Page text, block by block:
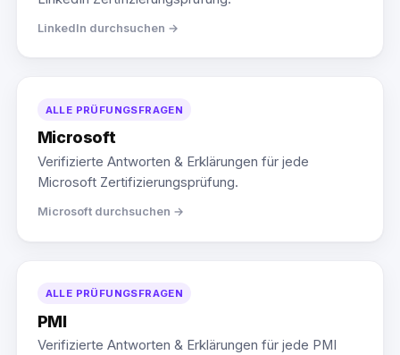
LinkedIn durchsuchen →
ALLE PRÜFUNGSFRAGEN
Microsoft
Verifizierte Antworten & Erklärungen für jede
Microsoft Zertifizierungsprüfung.
Microsoft durchsuchen →
ALLE PRÜFUNGSFRAGEN
PMI
Verifizierte Antworten & Erklärungen für jede PMI